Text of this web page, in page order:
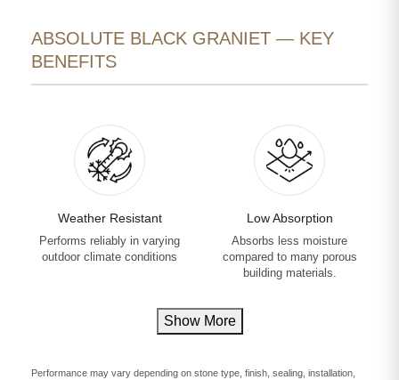
ABSOLUTE BLACK GRANIET — KEY
BENEFITS
Weather Resistant
Performs reliably in varying
outdoor climate conditions
Low Absorption
Absorbs less moisture
compared to many porous
building materials.
Show More
Performance may vary depending on stone type, finish, sealing, installation,